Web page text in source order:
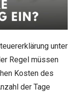
unter
Regel müssen
Kosten des
der Tage